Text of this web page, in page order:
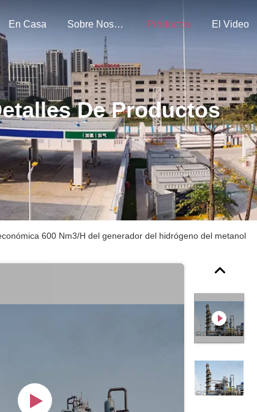
En Casa Sobre Nosotros Productos El Video
De Productos
600 Nm3/H del generador del hidrógeno del metanol